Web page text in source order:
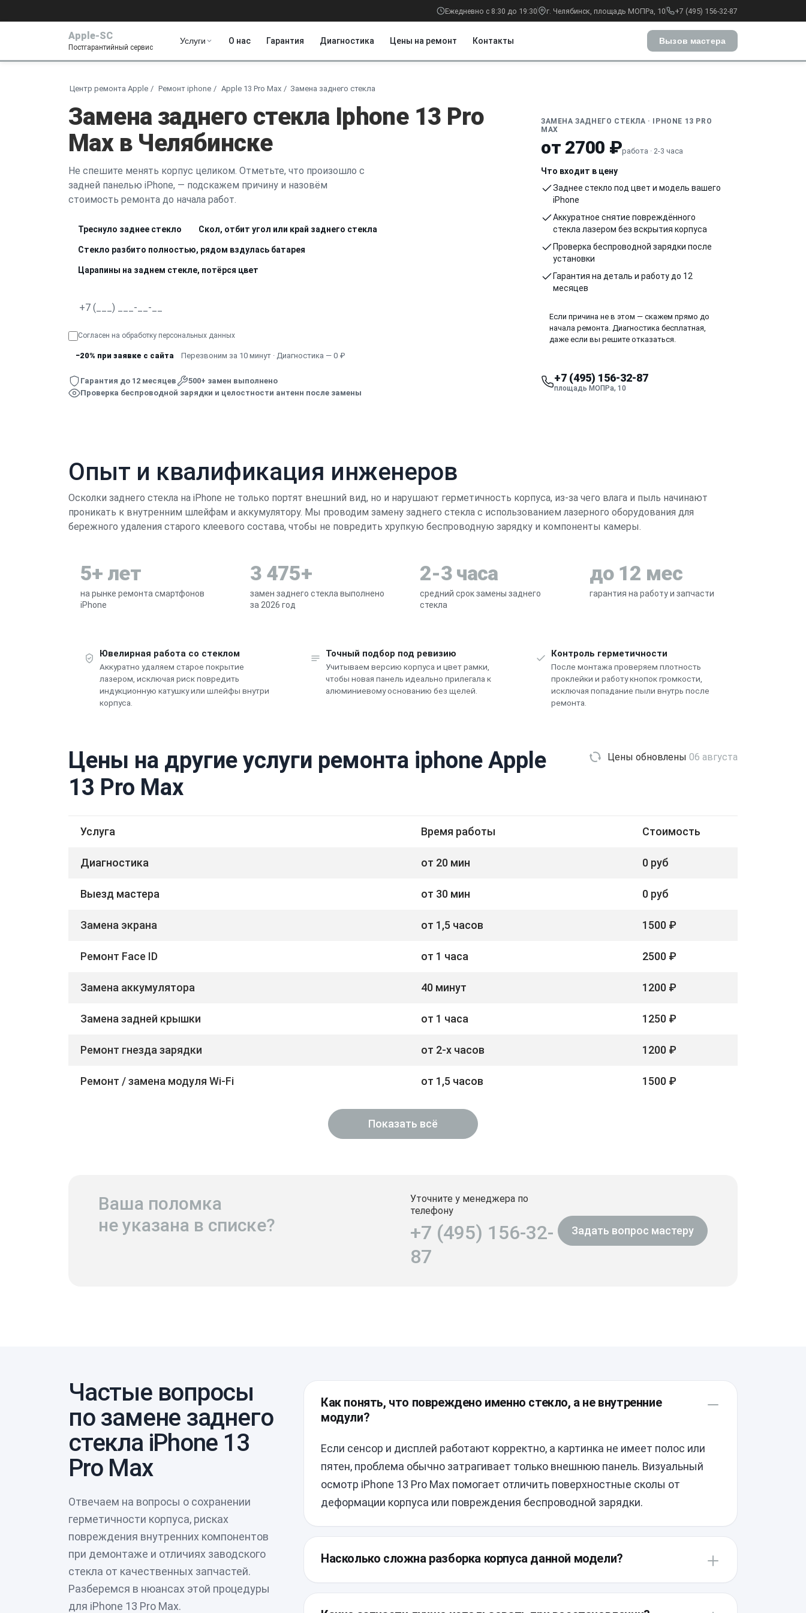
Ежедневно с 8:30 до 19:30 г. Челябинск, площадь МОПРа, 10 +7 (495) 156-32-87
Apple-SC
Постгарантийный сервис
Услуги О нас Гарантия Диагностика Цены на ремонт Контакты Вызов мастера
Центр ремонта Apple Ремонт iphone Apple 13 Pro Max Замена заднего стекла
Замена заднего стекла Iphone 13 Pro
Max в Челябинске
Не спешите менять корпус целиком. Отметьте, что произошло с
задней панелью iPhone, — подскажем причину и назовём
стоимость ремонта до начала работ.
Треснуло заднее стекло Скол, отбит угол или край заднего стекла
Стекло разбито полностью, рядом вздулась батарея
Царапины на заднем стекле, потёрся цвет
Согласен на обработку персональных данных
−20% при заявке с сайта Перезвоним за 10 минут · Диагностика — 0 ₽
Гарантия до 12 месяцев
500+ замен выполнено
Проверка беспроводной зарядки и целостности антенн после замены
ЗАМЕНА ЗАДНЕГО СТЕКЛА · IPHONE 13 PRO
MAX
от 2700 ₽работа · 2-3 часа
Что входит в цену
Заднее стекло под цвет и модель вашего
iPhone
Аккуратное снятие повреждённого
стекла лазером без вскрытия корпуса
Проверка беспроводной зарядки после
установки
Гарантия на деталь и работу до 12
месяцев
Если причина не в этом — скажем прямо до
начала ремонта. Диагностика бесплатная,
даже если вы решите отказаться.
+7 (495) 156-32-87
площадь МОПРа, 10
Опыт и квалификация инженеров
Осколки заднего стекла на iPhone не только портят внешний вид, но и нарушают герметичность корпуса, из-за чего влага и пыль начинают
проникать к внутренним шлейфам и аккумулятору. Мы проводим замену заднего стекла с использованием лазерного оборудования для
бережного удаления старого клеевого состава, чтобы не повредить хрупкую беспроводную зарядку и компоненты камеры.
5+ лет
на рынке ремонта смартфонов
iPhone
3 475+
замен заднего стекла выполнено
за 2026 год
2-3 часа
средний срок замены заднего
стекла
до 12 мес
гарантия на работу и запчасти
Ювелирная работа со стеклом
Аккуратно удаляем старое покрытие
лазером, исключая риск повредить
индукционную катушку или шлейфы внутри
корпуса.
Точный подбор под ревизию
Учитываем версию корпуса и цвет рамки,
чтобы новая панель идеально прилегала к
алюминиевому основанию без щелей.
Контроль герметичности
После монтажа проверяем плотность
проклейки и работу кнопок громкости,
исключая попадание пыли внутрь после
ремонта.
Цены на другие услуги ремонта iphone Apple
13 Pro Max
Цены обновлены 06 августа
Услуга Время работы Стоимость
Диагностика от 20 мин 0 руб
Выезд мастера от 30 мин 0 руб
Замена экрана от 1,5 часов 1500 ₽
Ремонт Face ID от 1 часа 2500 ₽
Замена аккумулятора 40 минут 1200 ₽
Замена задней крышки от 1 часа 1250 ₽
Ремонт гнезда зарядки от 2-х часов 1200 ₽
Ремонт / замена модуля Wi-Fi от 1,5 часов 1500 ₽
Показать всё
Ваша поломка
не указана в списке?
Уточните у менеджера по
телефону
+7 (495) 156-32-
87
Задать вопрос мастеру
Частые вопросы
по замене заднего
стекла iPhone 13
Pro Max
Отвечаем на вопросы о сохранении
герметичности корпуса, рисках
повреждения внутренних компонентов
при демонтаже и отличиях заводского
стекла от качественных запчастей.
Разберемся в нюансах этой процедуры
для iPhone 13 Pro Max.
Как понять, что повреждено именно стекло, а не внутренние
модули?
Если сенсор и дисплей работают корректно, а картинка не имеет полос или
пятен, проблема обычно затрагивает только внешнюю панель. Визуальный
осмотр iPhone 13 Pro Max помогает отличить поверхностные сколы от
деформации корпуса или повреждения беспроводной зарядки.
Насколько сложна разборка корпуса данной модели?
Основная трудность заключается в использовании очень крепкого
заводского клея и плотной компоновке компонентов внутри. Требуется